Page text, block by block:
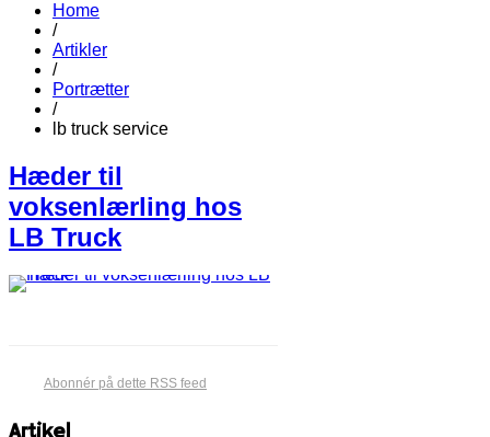
Home
/
Artikler
/
Portrætter
/
lb truck service
Hæder til
voksenlærling hos
LB Truck
Abonnér på dette RSS feed